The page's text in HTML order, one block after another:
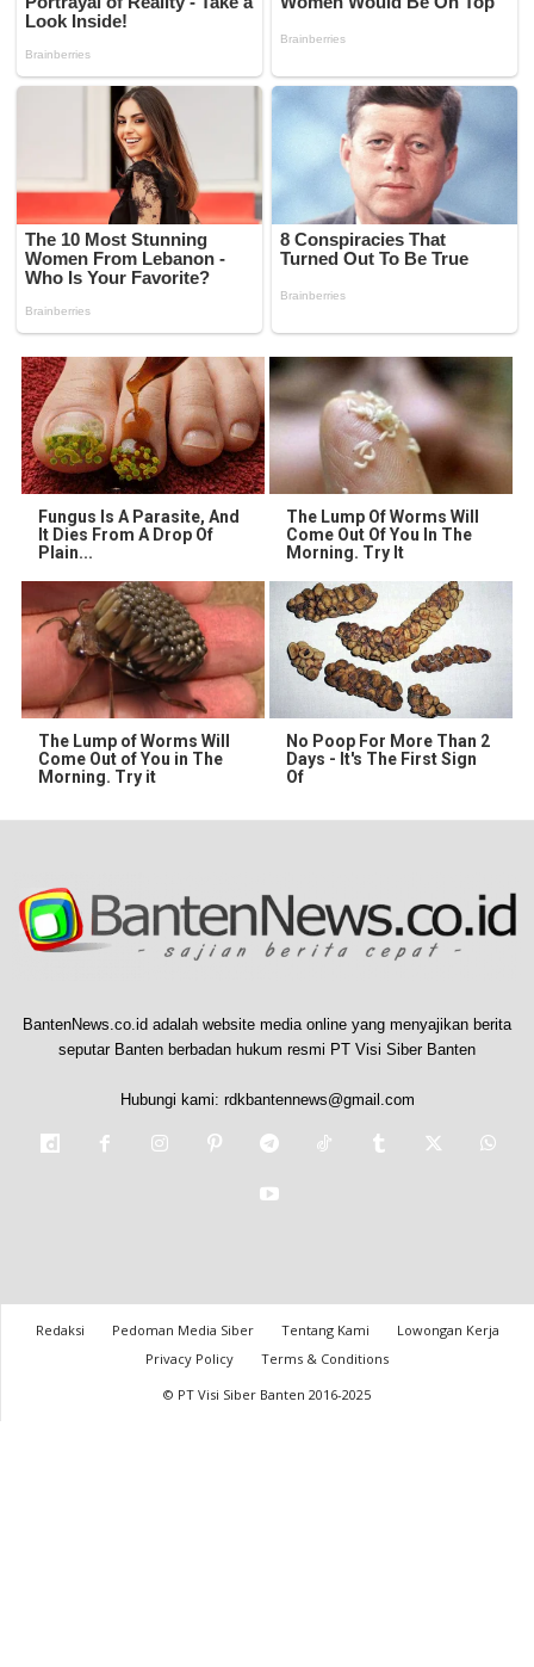
Fungus Is A Parasite, And
It Dies From A Drop Of
Plain...
The Lump Of Worms Will
Come Out Of You In The
Morning. Try It
The Lump of Worms Will
Come Out of You in The
Morning. Try it
No Poop For More Than 2
Days - It's The First Sign
Of
BantenNews.co.id adalah website media online yang menyajikan berita
seputar Banten berbadan hukum resmi PT Visi Siber Banten
Hubungi kami: rdkbantennews@gmail.com
Redaksi Pedoman Media Siber Tentang Kami
Lowongan Kerja
Privacy Policy
Terms & Conditions
© PT Visi Siber Banten 2016-2025